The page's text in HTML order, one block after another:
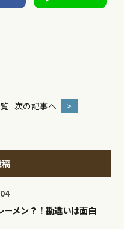
次の記事へ >
ーメン？！勘違いは面白